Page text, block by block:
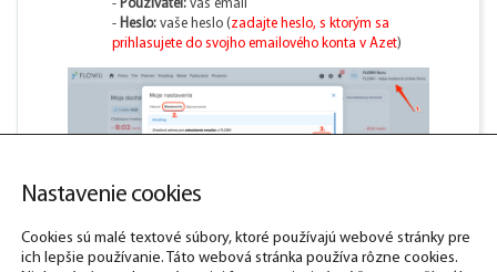
- Používateľ: váš email
- Heslo: vaše heslo (zadajte heslo, s ktorým sa
prihlasujete do svojho emailového konta v Azet)
Nastavenie cookies
Cookies sú malé textové súbory, ktoré používajú webové stránky pre
ich lepšie používanie. Táto webová stránka používa rôzne cookies.